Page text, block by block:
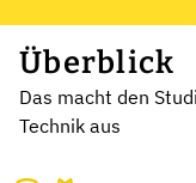
Überblick
Das macht den
Technik aus